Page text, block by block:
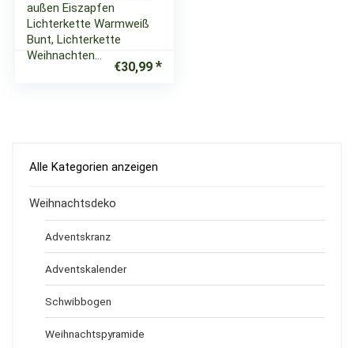
außen Eiszapfen
Lichterkette Warmweiß
Bunt, Lichterkette
Weihnachten…
€30,99
Alle Kategorien anzeigen
Weihnachtsdeko
Adventskranz
Adventskalender
Schwibbogen
Weihnachtspyramide